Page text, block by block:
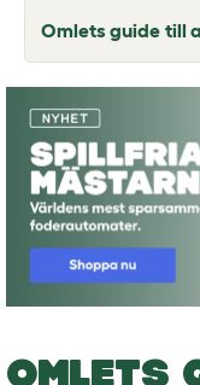
Omlets guide till
T
o
l
e
d
r
o
p
d
o
n
OMLETS